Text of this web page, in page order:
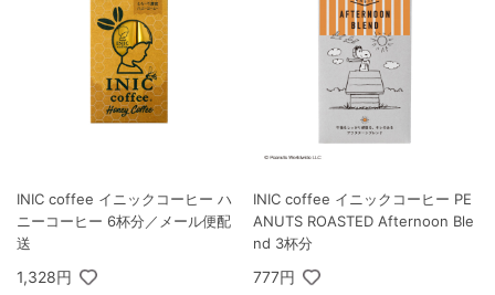
INIC coffee イニックコーヒー ハ
ニーコーヒー 6杯分／メール便配
送
1,328円
INIC coffee イニックコーヒー PE
ANUTS ROASTED Afternoon Ble
nd 3杯分
777円